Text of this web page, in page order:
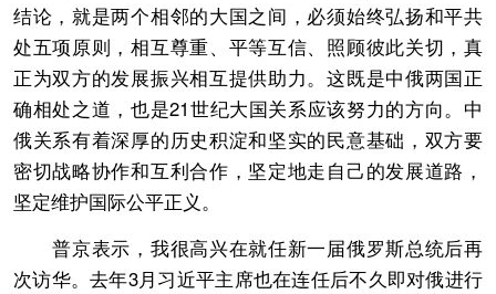
结论，就是两个相邻的大国之间，必须始终弘扬和平共
处五项原则，相互尊重、平等互信、照顾彼此关切，真
正为双方的发展振兴相互提供助力。这既是中俄两国正
确相处之道，也是21世纪大国关系应该努力的方向。中
俄关系有着深厚的历史积淀和坚实的民意基础，双方要
密切战略协作和互利合作，坚定地走自己的发展道路，
坚定维护国际公平正义。
普京表示，我很高兴在就任新一届俄罗斯总统后再
次访华。去年3月习近平主席也在连任后不久即对俄进行